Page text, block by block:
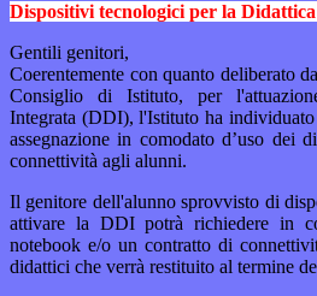
Dispositivi tecnologici per la
Gentili genitori,
Coerentemente con quanto deliberato
Consiglio di Istituto, per
Integrata (DDI), l'Istituto ha
assegnazione in comodato d’uso dei
connettività agli alunni.
Il genitore dell'alunno sprovvisto di
attivare la DDI potrà richiedere in
notebook e/o un contratto di
didattici che verrà restituito al termine